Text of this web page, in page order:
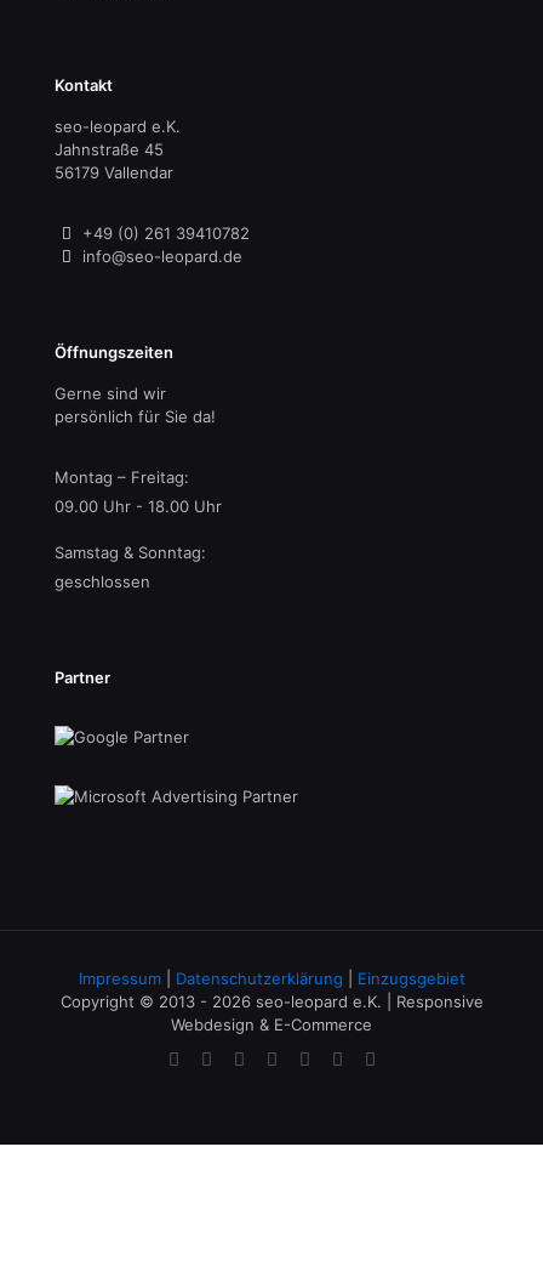
Kontakt
seo-leopard e.K.
Jahnstraße 45
56179 Vallendar
+49 (0) 261 39410782
info@seo-leopard.de
Öffnungszeiten
Gerne sind wir
persönlich für Sie da!
Montag – Freitag:
09.00 Uhr - 18.00 Uhr
Samstag & Sonntag:
geschlossen
Partner
Impressum| Datenschutzerklärung
Einzugsgebiet
Copyright © 2013 - 2026 seo-leopard e.K. | Responsive
Webdesign & E-Commerce